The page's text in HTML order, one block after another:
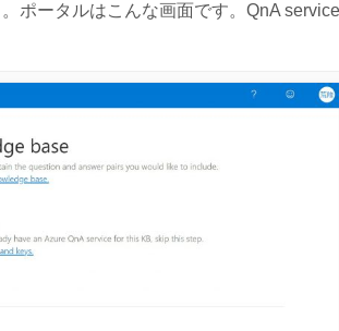
ポータルはこんな画面です。QnA